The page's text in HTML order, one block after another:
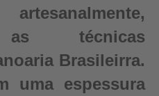
as técnicas
Brasileirra.
uma espessura